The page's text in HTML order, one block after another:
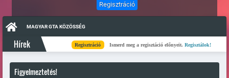
Regisztráció
MAGYAR GTA KÖZÖSSÉG
Hírek Regisztráció Ismerd meg a regisztáció előnyeit.Regisztálok!
Figyelmeztetés!